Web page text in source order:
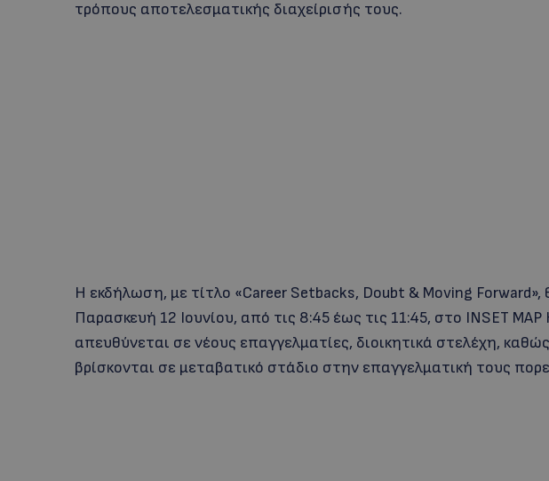
τρόπους αποτελεσματικής διαχείρισής τους.
Η εκδήλωση, με τίτλο «Career Setbacks, Doubt & Moving
Παρασκευή 12 Ιουνίου, από τις 8:45 έως τις 11:45, στο INSET
απευθύνεται σε νέους επαγγελματίες, διοικητικά στελέχη,
βρίσκονται σε μεταβατικό στάδιο στην επαγγελματική τους